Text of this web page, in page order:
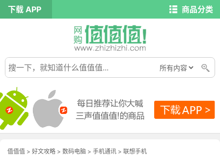
下载 APP 商品分类
值值值 > 好文攻略 > 数码电脑 > 手机通讯 > 联想手机